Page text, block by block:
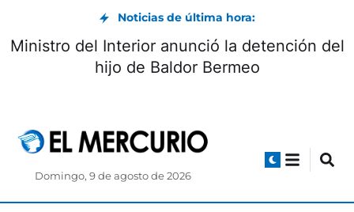
Noticias de última hora:
controlada
Ministro del Interior
hijo de
Domingo, 9 de agosto de 2026